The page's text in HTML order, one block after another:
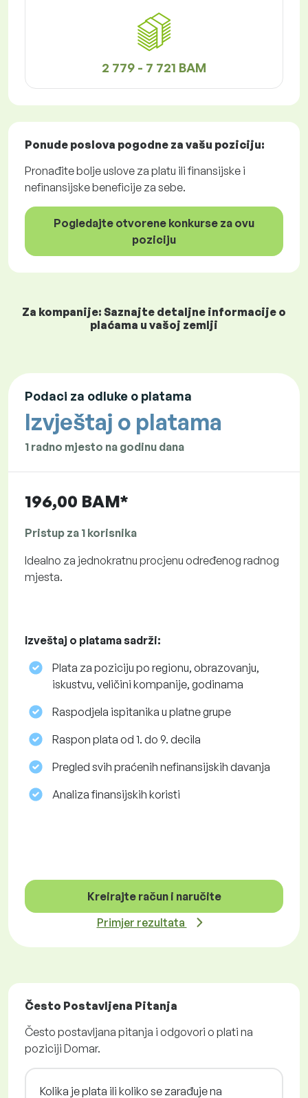
2 779 - 7 721 BAM
Ponude poslova pogodne za vašu poziciju:
Pronađite bolje uslove za platu ili finansijske i
nefinansijske beneficije za sebe.
Pogledajte otvorene konkurse za ovu
poziciju
Za kompanije: Saznajte detaljne informacije o
plaćama u vašoj zemlji
Podaci za odluke o platama
Izvještaj o platama
1 radno mjesto na godinu dana
196,00 BAM*
Pristup za 1 korisnika
Idealno za jednokratnu procjenu određenog radnog
mjesta.
Izveštaj o platama sadrži:
Plata za poziciju po regionu, obrazovanju,
iskustvu, veličini kompanije, godinama
Raspodjela ispitanika u platne grupe
Raspon plata od 1. do 9. decila
Pregled svih praćenih nefinansijskih davanja
Analiza finansijskih koristi
Kreirajte račun i naručite
Primjer rezultata
Često Postavljena Pitanja
Često postavljana pitanja i odgovori o plati na
poziciji Domar.
Kolika je plata ili koliko se zarađuje na